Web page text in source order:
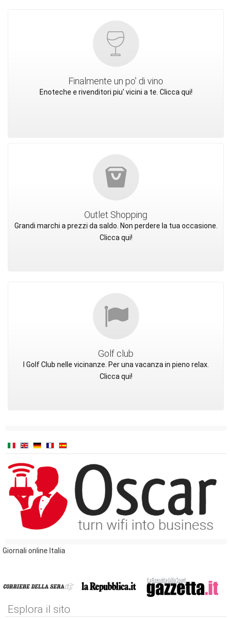
Finalmente un po' di vino
Enoteche e rivenditori piu' vicini a te. Clicca qui!
Outlet Shopping
Grandi marchi a prezzi da saldo. Non perdere la tua occasione.
Clicca qui!
Golf club
I Golf Club nelle vicinanze. Per una vacanza in pieno relax.
Clicca qui!
Giornali online Italia
Esplora il sito